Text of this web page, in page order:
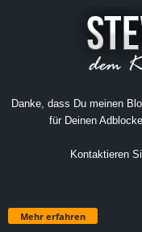
Danke, dass Du meinen
für Deinen
Kontaktieren
Mehr erfahren